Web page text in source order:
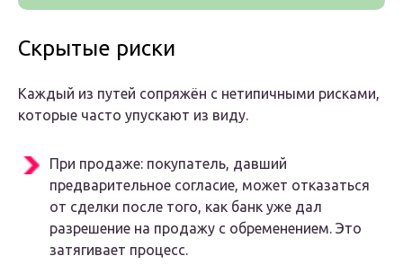
Скрытые риски
Каждый из путей сопряжён с нетипичными рисками,
которые часто упускают из виду.
При продаже: покупатель, давший
предварительное согласие, может отказаться
от сделки после того, как банк уже дал
разрешение на продажу с обременением. Это
затягивает процесс.